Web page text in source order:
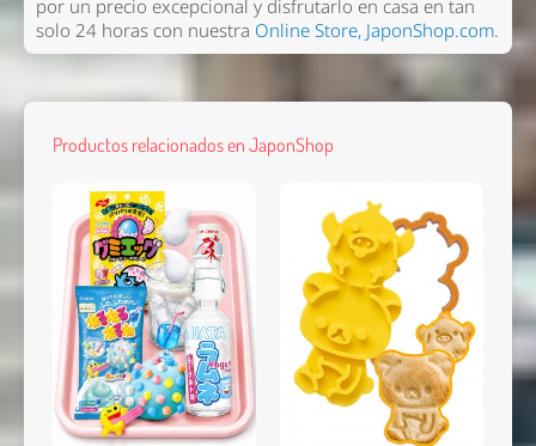
por un precio excepcional y disfrutarlo en casa en tan
solo 24 horas con nuestra Online Store, JaponShop.com.
Productos relacionados en JaponShop